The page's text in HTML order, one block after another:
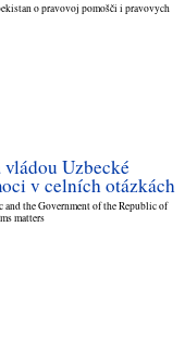
o pravovoj pomošči i pravovych
Uzbecké
v celních otázkách
and the Government of the Republic of
matters